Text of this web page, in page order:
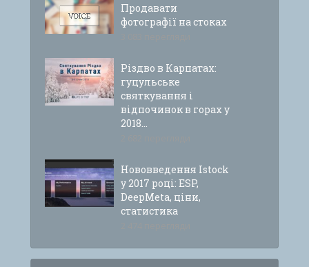
Продавати
фотографії на стоках
Різдво в Карпатах:
гуцульське
святкування і
відпочинок в горах у
2018...
Нововведення Istock
у 2017 році: ESP,
DeepMeta, ціни,
статистика